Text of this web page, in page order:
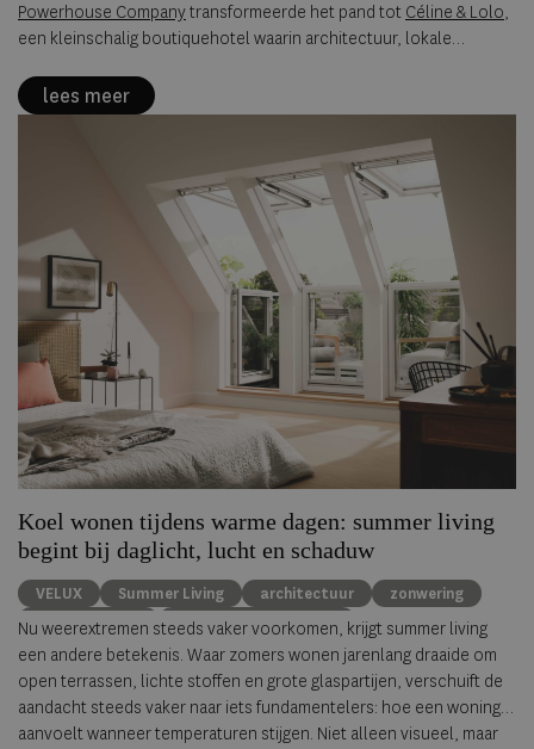
Powerhouse Companytransformeerde het pand tot Céline & Lolo,
een kleinschalig boutiquehotel waarin architectuur, lokale
lees meer
Koel wonen tijdens warme dagen: summer living
begint bij daglicht, lucht en schaduw
VELUX Summer Living architectuur
zonwering
binnenklimaat
natuurlijke ventillatie
Nu weerextremen steeds vaker voorkomen, krijgt summer living
een andere betekenis. Waar zomers wonen jarenlang draaide om
open terrassen, lichte stoffen en grote glaspartijen, verschuift de
aandacht steeds vaker naar iets fundamentelers: hoe een woning
aanvoelt wanneer temperaturen stijgen. Niet alleen visueel, maar